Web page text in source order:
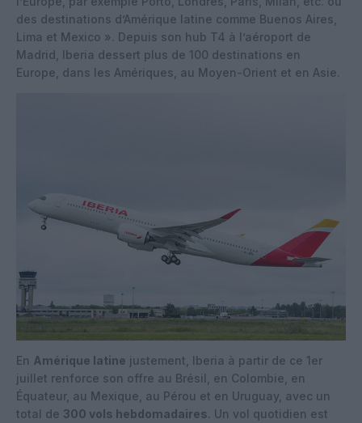
des destinations d’Amérique latine comme Buenos Aires,
Lima et Mexico ». Depuis son hub T4 à l’aéroport de
Madrid, Iberia dessert plus de 100 destinations en
Europe, dans les Amériques, au Moyen-Orient et en Asie.
En Amérique latine justement, Iberia à partir de ce 1er
juillet renforce son offre au Brésil, en Colombie, en
Équateur, au Mexique, au Pérou et en Uruguay, avec un
total de 300 vols hebdomadaires. Un vol quotidien est